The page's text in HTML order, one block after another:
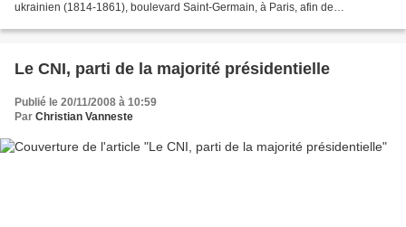
ukrainien (1814-1861), boulevard Saint-Germain, à Paris, afin de
Le CNI, parti de la majorité présidentielle
Publié le 20/11/2008 à 10:59
Par Christian Vanneste